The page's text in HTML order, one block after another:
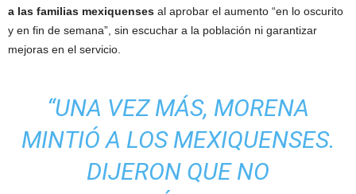
a las familias mexiquenses al aprobar el aumento “en lo oscurito
y en fin de semana”, sin escuchar a la población ni garantizar
mejoras en el servicio.
“UNA VEZ MÁS, MORENA
MINTIÓ A LOS MEXIQUENSES.
DIJERON QUE NO